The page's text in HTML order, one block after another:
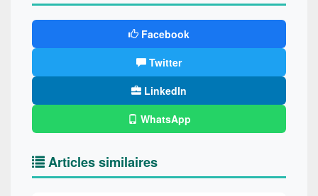
Facebook
Twitter
LinkedIn
WhatsApp
Articles similaires